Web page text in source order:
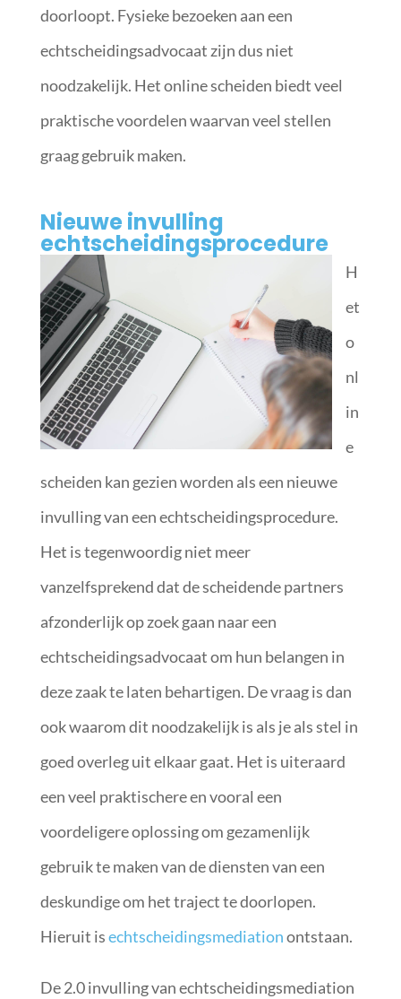
doorloopt. Fysieke bezoeken aan een
echtscheidingsadvocaat zijn dus niet
noodzakelijk. Het online scheiden biedt veel
praktische voordelen waarvan veel stellen
graag gebruik maken.
Nieuwe invulling
echtscheidingsprocedure
H
et
o
nl
in
e
scheiden kan gezien worden als een nieuwe
invulling van een echtscheidingsprocedure.
Het is tegenwoordig niet meer
vanzelfsprekend dat de scheidende partners
afzonderlijk op zoek gaan naar een
echtscheidingsadvocaat om hun belangen in
deze zaak te laten behartigen. De vraag is dan
ook waarom dit noodzakelijk is als je als stel in
goed overleg uit elkaar gaat. Het is uiteraard
een veel praktischere en vooral een
voordeligere oplossing om gezamenlijk
gebruik te maken van de diensten van een
deskundige om het traject te doorlopen.
Hieruit isechtscheidingsmediationontstaan.
De 2.0 invulling van echtscheidingsmediation